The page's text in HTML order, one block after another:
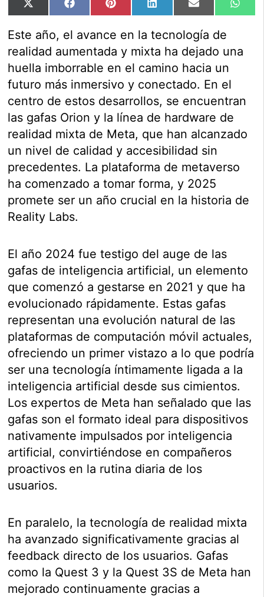
Compartir
en
X
Compartir
en
FacebookCompartir
en
PinterestCompartir
en
LinkedInCompartir
en
Email
en
Este año, el avance en la tecnología de
realidad aumentada y mixta ha dejado una
huella imborrable en el camino hacia un
futuro más inmersivo y conectado. En el
centro de estos desarrollos, se encuentran
las gafas Orion y la línea de hardware de
realidad mixta de Meta, que han alcanzado
un nivel de calidad y accesibilidad sin
precedentes. La plataforma de metaverso
ha comenzado a tomar forma, y 2025
promete ser un año crucial en la historia de
Reality Labs.
El año 2024 fue testigo del auge de las
gafas de inteligencia artificial, un elemento
que comenzó a gestarse en 2021 y que ha
evolucionado rápidamente. Estas gafas
representan una evolución natural de las
plataformas de computación móvil actuales,
ofreciendo un primer vistazo a lo que podría
ser una tecnología íntimamente ligada a la
inteligencia artificial desde sus cimientos.
Los expertos de Meta han señalado que las
gafas son el formato ideal para dispositivos
nativamente impulsados por inteligencia
artificial, convirtiéndose en compañeros
proactivos en la rutina diaria de los
usuarios.
En paralelo, la tecnología de realidad mixta
ha avanzado significativamente gracias al
feedback directo de los usuarios. Gafas
como la Quest 3 y la Quest 3S de Meta han
mejorado continuamente gracias a